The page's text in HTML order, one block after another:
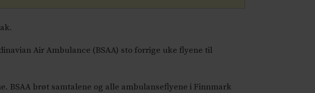
Air Ambulance (BSAA) sto forrige uke flyene til
brøt samtalene og alle ambulanseflyene i Finnmark